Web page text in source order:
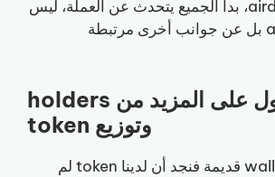
بمجرد تنفيذ airdrop، بدأ الجميع يتحدث عن العملة، ليس
فقط عن airdrop بل عن جوانب أخرى مرتبطة
الحصول على المزيد من holders
وتوزيع token
كثيراً ما نراجع wallet قديمة فنجد أن لدينا token لم